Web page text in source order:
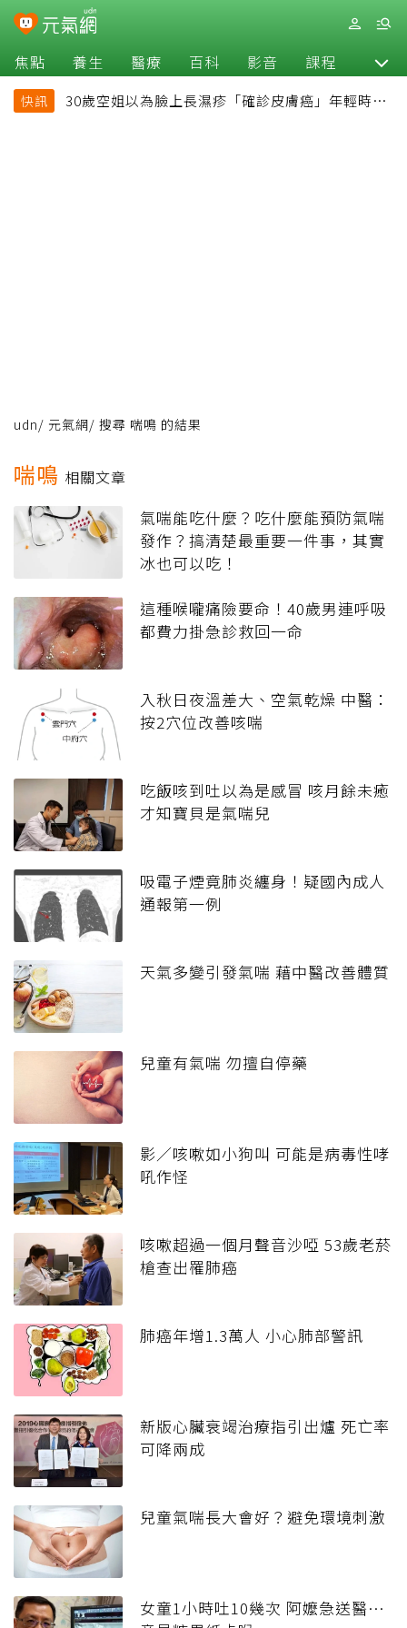
焦點 養生 醫療 百科 影音 課程 退休
快訊
30歲空姐以為臉上長濕疹「確診皮膚癌」年輕時一
udn/ 元氣網/ 搜尋 喘鳴 的結果
喘鳴 相關文章
氣喘能吃什麼？吃什麼能預防氣喘
發作？搞清楚最重要一件事，其實
冰也可以吃！
這種喉嚨痛險要命！40歲男連呼吸
都費力掛急診救回一命
入秋日夜溫差大、空氣乾燥 中醫：
按2穴位改善咳喘
吃飯咳到吐以為是感冒 咳月餘未癒
才知寶貝是氣喘兒
吸電子煙竟肺炎纏身！疑國內成人
通報第一例
天氣多變引發氣喘 藉中醫改善體質
兒童有氣喘 勿擅自停藥
影／咳嗽如小狗叫 可能是病毒性哮
吼作怪
咳嗽超過一個月聲音沙啞 53歲老菸
槍查出罹肺癌
肺癌年增1.3萬人 小心肺部警訊
新版心臟衰竭治療指引出爐 死亡率
可降兩成
兒童氣喘長大會好？避免環境刺激
女童1小時吐10幾次 阿嬤急送醫…